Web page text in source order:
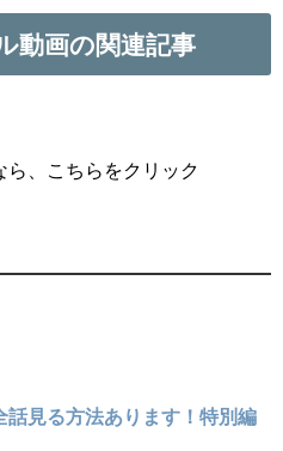
動画の関連記事
、こちらをクリック
話見る方法あります！特別編